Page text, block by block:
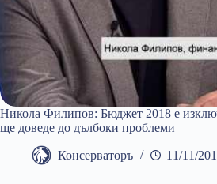
Никола Филипов: Бюджет 2018 е
ще доведе до дълбоки проблеми
Консерваторъ 11/11/